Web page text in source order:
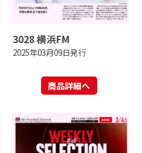
3028 横浜FM
2025年03月09日発行
商品詳細へ